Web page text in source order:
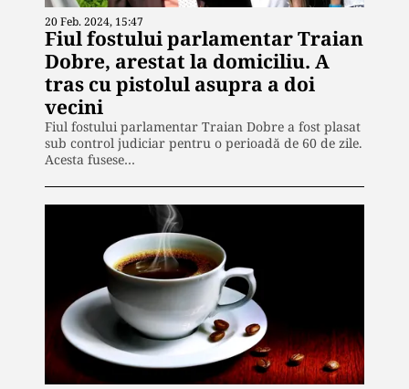
20 Feb. 2024, 15:47
Fiul fostului parlamentar Traian
Dobre, arestat la domiciliu. A
tras cu pistolul asupra a doi
vecini
Fiul fostului parlamentar Traian Dobre a fost plasat
sub control judiciar pentru o perioadă de 60 de zile.
Acesta fusese…